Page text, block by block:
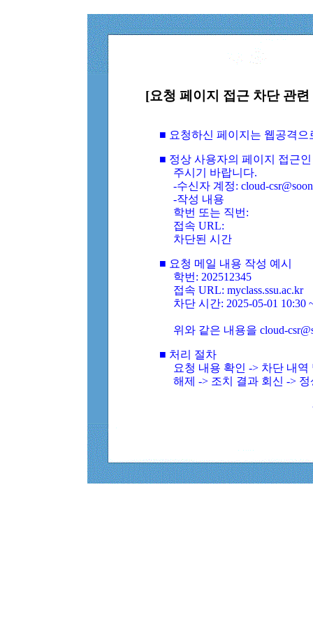
[요청 페이지 접근 차단 관
■ 요청하신 페이지는 웹공격
■ 정상 사용자의 페이지 접근
주시기 바랍니다.
-수신자 계정: cloud-
-작성 내용
학번 또는 직번:
접속 URL:
차단된 시간
■ 요청 메일 내용 작성 예시
학번: 202512345
접속 URL: myclass.ssu.ac.kr
차단 시간: 2025-05-01 10:30
위와 같은 내용을 cloud-
■ 처리 절차
요청 내용 확인 -> 차단 내
해제 -> 조치 결과 회신 ->